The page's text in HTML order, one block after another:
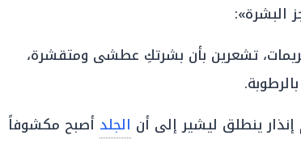
البشرة»:
تشعرين بأن بشرتكِ عطشى ومتقشرة،
إنذار ينطلق ليشير إلى أن الجلد أصبح مكشوفاً